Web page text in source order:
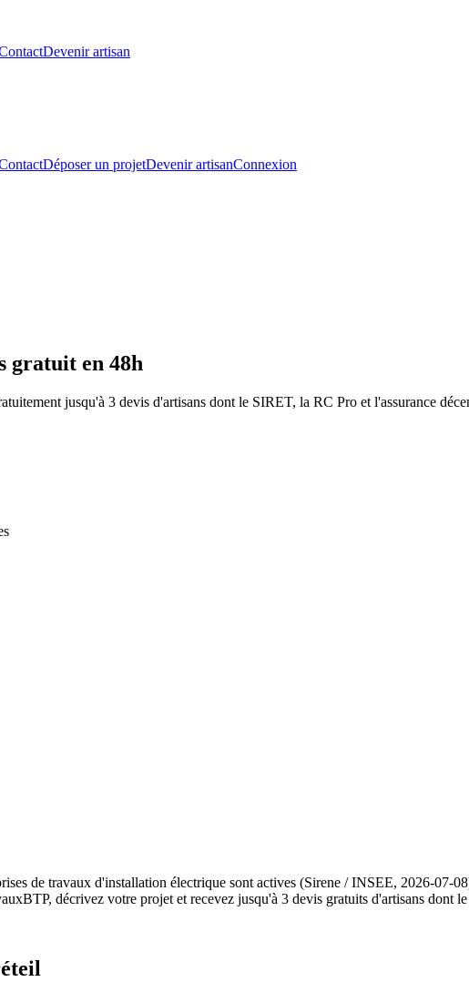
Devenir artisan
Déposer un projetDevenir artisanConnexion
gratuit en 48h
jusqu'à 3 devis d'artisans dont le SIRET, la RC Pro et l'assurance
de travaux d'installation électrique sont actives (Sirene / INSEE, 2026-07-
décrivez votre projet et recevez jusqu'à 3 devis gratuits d'artisans dont